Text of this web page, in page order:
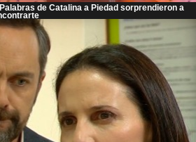
de Catalina a Piedad sorprendieron a